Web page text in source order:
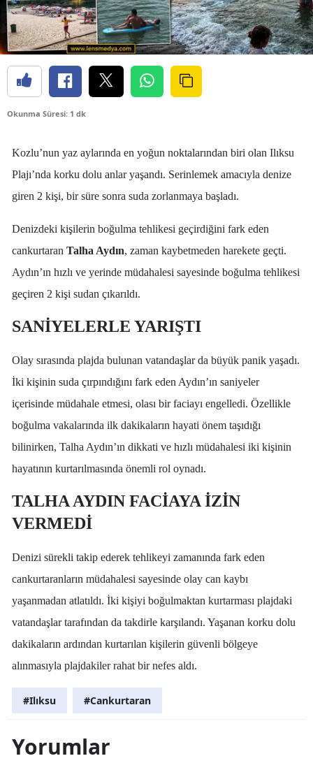
Okunma Süresi: 1 dk
Kozlu’nun yaz aylarında en yoğun noktalarından biri olan Ilıksu
Plajı’nda korku dolu anlar yaşandı. Serinlemek amacıyla denize
giren 2 kişi, bir süre sonra suda zorlanmaya başladı.
Denizdeki kişilerin boğulma tehlikesi geçirdiğini fark eden
cankurtaran Talha Aydın, zaman kaybetmeden harekete geçti.
Aydın’ın hızlı ve yerinde müdahalesi sayesinde boğulma tehlikesi
geçiren 2 kişi sudan çıkarıldı.
SANİYELERLE YARIŞTI
Olay sırasında plajda bulunan vatandaşlar da büyük panik yaşadı.
İki kişinin suda çırpındığını fark eden Aydın’ın saniyeler
içerisinde müdahale etmesi, olası bir faciayı engelledi. Özellikle
boğulma vakalarında ilk dakikaların hayati önem taşıdığı
bilinirken, Talha Aydın’ın dikkati ve hızlı müdahalesi iki kişinin
hayatının kurtarılmasında önemli rol oynadı.
TALHA AYDIN FACİAYA İZİN
VERMEDİ
Denizi sürekli takip ederek tehlikeyi zamanında fark eden
cankurtaranların müdahalesi sayesinde olay can kaybı
yaşanmadan atlatıldı. İki kişiyi boğulmaktan kurtarması plajdaki
vatandaşlar tarafından da takdirle karşılandı. Yaşanan korku dolu
dakikaların ardından kurtarılan kişilerin güvenli bölgeye
alınmasıyla plajdakiler rahat bir nefes aldı.
#Ilıksu #Cankurtaran
Yorumlar